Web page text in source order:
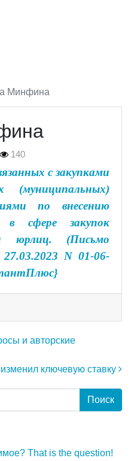
Минфина
140
с закупками
(муниципальных)
по внесению
сфере закупок
юрлиц. (Письмо
N 01-06-
и авторские
ключевую ставку
That is the question!